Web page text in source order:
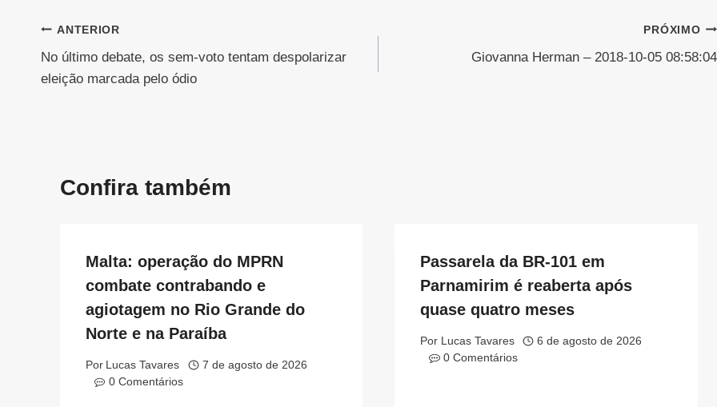
Navegação
de
ANTERIOR
No último debate, os sem-voto tentam despolarizar
eleição marcada pelo ódio
PRÓXIMO
Giovanna Herman – 2018-10-05 08:58:04
Confira também
Malta: operação do MPRN
combate contrabando e
agiotagem no Rio Grande do
Norte e na Paraíba
Por Lucas Tavares
7 de agosto de 2026
0 Comentários
Passarela da BR-101 em
Parnamirim é reaberta após
quase quatro meses
Por Lucas Tavares
6 de agosto de 2026
0 Comentários